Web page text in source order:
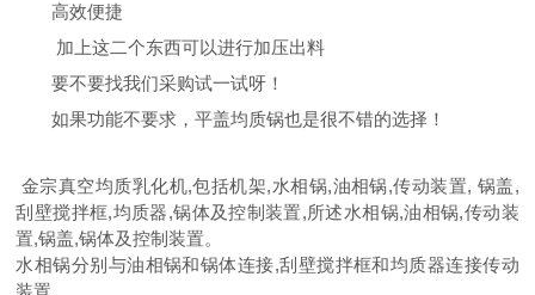
高效便捷
加上这二个东西可以进行加压出料
要不要找我们采购试一试呀！
如果功能不要求，平盖均质锅也是很不错的选择！
金宗真空均质乳化机,包括机架,水相锅,油相锅,传动装置, 锅盖,
刮壁搅拌框,均质器,锅体及控制装置,所述水相锅,油相锅,传动装
置,锅盖,锅体及控制装置。
水相锅分别与油相锅和锅体连接,刮壁搅拌框和均质器连接传动
装置。